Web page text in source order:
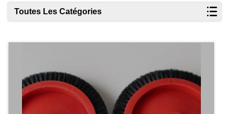
Toutes Les Catégories